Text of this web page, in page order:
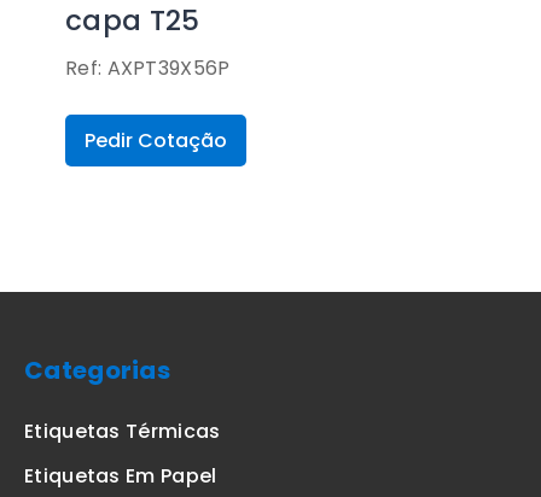
capa T25
Ref: AXPT39X56P
Pedir Cotação
Categorias
Etiquetas Térmicas
Etiquetas Em Papel